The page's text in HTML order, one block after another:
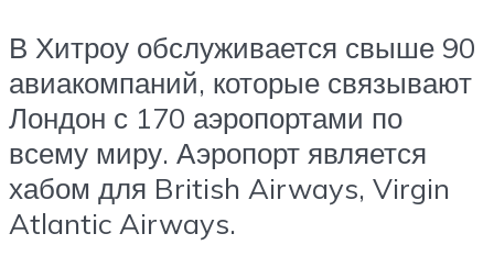
В Хитроу обслуживается свыше 90
авиакомпаний, которые связывают
Лондон с 170 аэропортами по
всему миру. Аэропорт является
хабом для British Airways, Virgin
Atlantic Airways.